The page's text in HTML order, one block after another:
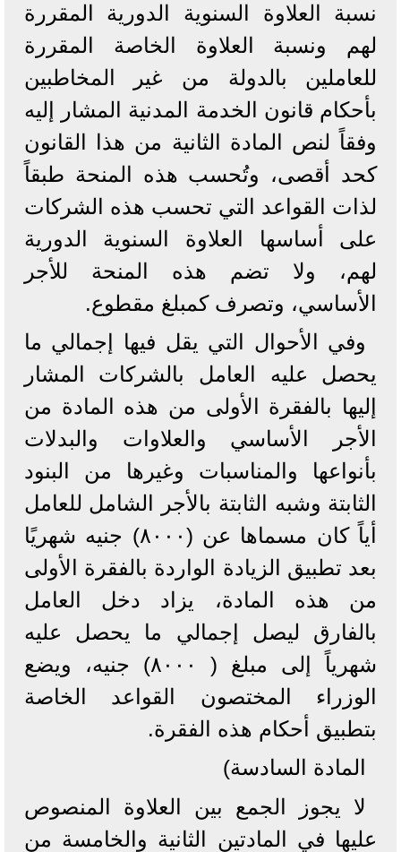
نسبة العلاوة السنوية الدورية المقررة
لهم ونسبة العلاوة الخاصة المقررة
للعاملين بالدولة من غير المخاطبين
بأحكام قانون الخدمة المدنية المشار إليه
وفقاً لنص المادة الثانية من هذا القانون
كحد أقصى، وتُحسب هذه المنحة طبقاً
لذات القواعد التي تحسب هذه الشركات
على أساسها العلاوة السنوية الدورية
لهم، ولا تضم هذه المنحة للأجر
الأساسي، وتصرف كمبلغ مقطوع.
وفي الأحوال التي يقل فيها إجمالي ما
يحصل عليه العامل بالشركات المشار
إليها بالفقرة الأولى من هذه المادة من
الأجر الأساسي والعلاوات والبدلات
بأنواعها والمناسبات وغيرها من البنود
الثابتة وشبه الثابتة بالأجر الشامل للعامل
أياً كان مسماها عن (۸۰۰۰) جنيه شهريًا
بعد تطبيق الزيادة الواردة بالفقرة الأولى
من هذه المادة، يزاد دخل العامل
بالفارق ليصل إجمالي ما يحصل عليه
شهرياً إلى مبلغ ( ۸۰۰۰) جنيه، ويضع
الوزراء المختصون القواعد الخاصة
بتطبيق أحكام هذه الفقرة.
المادة السادسة)
لا يجوز الجمع بين العلاوة المنصوص
عليها في المادتين الثانية والخامسة من